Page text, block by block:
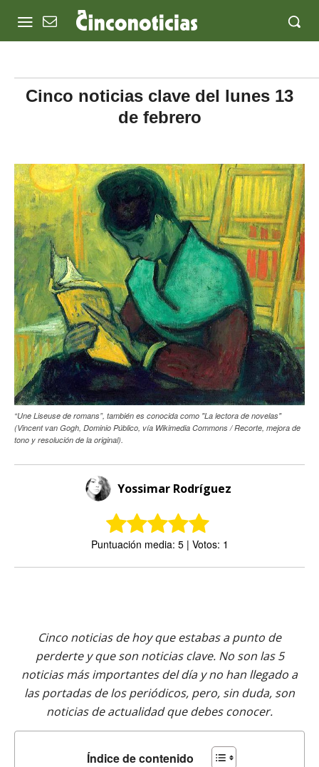
Cinco noticias clave del lunes 13
de febrero
“Une Liseuse de romans”, también es conocida como "La lectora de novelas"
(Vincent van Gogh, Dominio Público, vía Wikimedia Commons / Recorte, mejora de
tono y resolución de la original).
Yossimar Rodríguez
Puntuación media: 5 | Votos: 1
Cinco noticias de hoy que estabas a punto de
perderte y que son noticias clave. No son las 5
noticias más importantes del día y no han llegado a
las portadas de los periódicos, pero, sin duda, son
noticias de actualidad que debes conocer.
Índice de contenido